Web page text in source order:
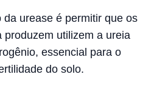
da urease é permitir que os
produzem utilizem a ureia
essencial para o
do solo.